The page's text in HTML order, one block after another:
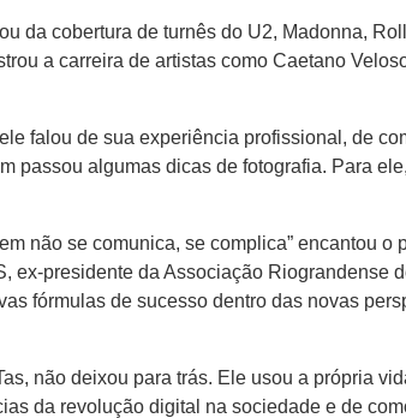
da cobertura de turnês do U2, Madonna,
a carreira de artistas como Caetano
falou de sua experiência profissional, de
passou algumas dicas de fotografia. Para
não se comunica, se complica” encantou o
ex-presidente da Associação Riograndense
fórmulas de sucesso dentro das novas
não deixou para trás. Ele usou a própria
da revolução digital na sociedade e de